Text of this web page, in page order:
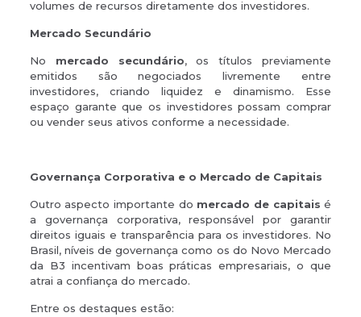
volumes de recursos diretamente dos investidores.
Mercado Secundário
No mercado secundário, os títulos previamente
emitidos são negociados livremente entre
investidores, criando liquidez e dinamismo. Esse
espaço garante que os investidores possam comprar
ou vender seus ativos conforme a necessidade.
Governança Corporativa e o Mercado de Capitais
Outro aspecto importante do mercado de capitais é
a governança corporativa, responsável por garantir
direitos iguais e transparência para os investidores. No
Brasil, níveis de governança como os do Novo Mercado
da B3 incentivam boas práticas empresariais, o que
atrai a confiança do mercado.
Entre os destaques estão: